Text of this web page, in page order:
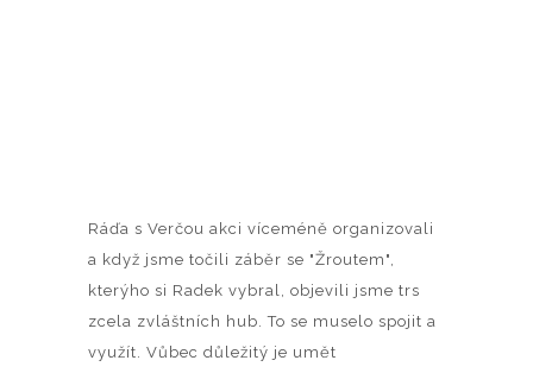
Ráďa s Verčou akci víceméně organizovali
a když jsme točili záběr se "Žroutem",
kterýho si Radek vybral, objevili jsme trs
zcela zvláštních hub. To se muselo spojit a
využít. Vůbec důležitý je umět